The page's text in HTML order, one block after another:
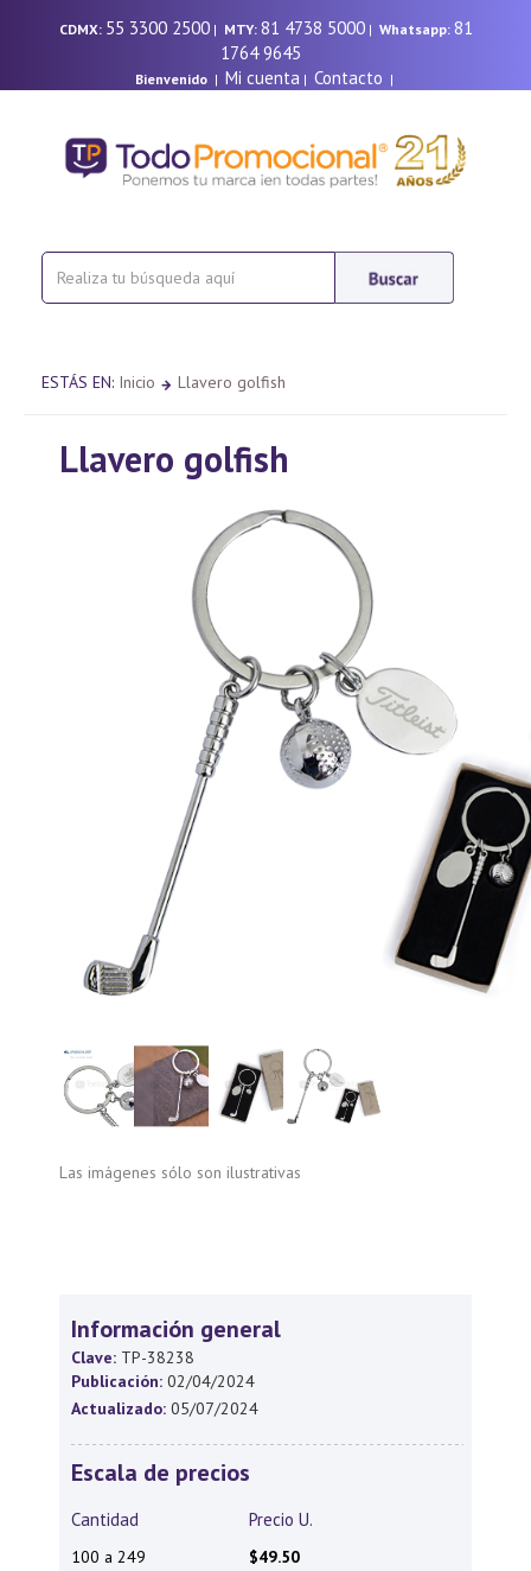
CDMX: 55 3300 2500| MTY: 81 4738 5000| Whatsapp: 81
1764 9645
Bienvenido| Mi cuenta | Contacto |
ESTÁS EN: Inicio Llavero golfish
Llavero golfish
Las imágenes sólo son ilustrativas
Información general
Clave: TP-38238
Publicación: 02/04/2024
Actualizado: 05/07/2024
Escala de precios
Cantidad Precio U.
100 a 249
$49.50